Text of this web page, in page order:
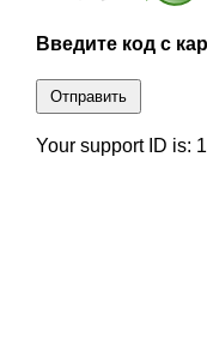
Введите код с
Отправить
Your support ID is: